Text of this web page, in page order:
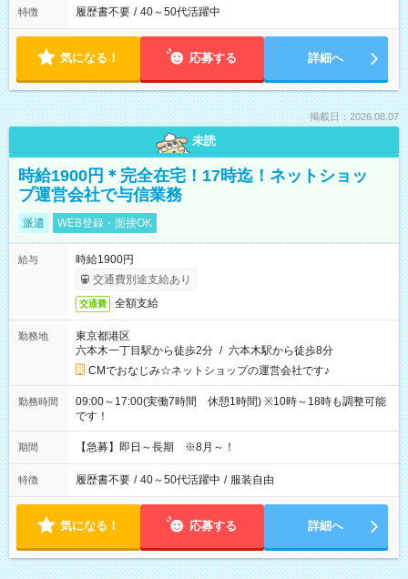
特徴 履歴書不要 / 40～50代活躍中
気になる！ 応募する 詳細へ
掲載日：2026.08.07
未読
時給1900円＊完全在宅！17時迄！ネットショッ
プ運営会社で与信業務
派遣 WEB登録・面接OK
給与
時給1900円
交通費別途支給あり
交通費 全額支給
勤務地
東京都港区
六本木一丁目駅から徒歩2分 / 六本木駅から徒歩8分
CMでおなじみ☆ネットショップの運営会社です♪
勤務時間
09:00～17:00(実働7時間 休憩1時間) ※10時～18時も調整可能
です！
期間 【急募】即日～長期 ※8月～！
特徴 履歴書不要 / 40～50代活躍中 / 服装自由
気になる！ 応募する 詳細へ